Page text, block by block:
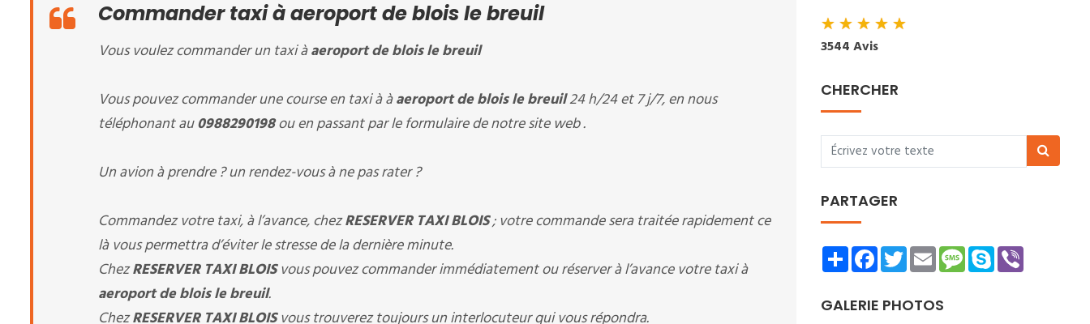
Commander taxi à aeroport de blois le breuil
Vous voulez commander un taxi àaeroport de blois le breuil
Vous pouvez commander une course en taxi à àaeroport de blois le breuil24 h/24 et 7 j/7, en nous
téléphonant au0988290198ou en passant par le formulaire de notre site web .
Un avion à prendre ? un rendez-vous à ne pas rater ?
Commandez votre taxi, à l’avance, chezRESERVER TAXI BLOIS; votre commande sera traitée rapidement ce
là vous permettra d’éviter le stresse de la dernière minute.
ChezRESERVER TAXI BLOISvous pouvez commander immédiatement ou réserver à l’avance votre taxi à
aeroport de blois le breuil.
ChezRESERVER TAXI BLOISvous trouverez toujours un interlocuteur qui vous répondra.
★★★★★
3544 Avis
CHERCHER
PARTAGER
ShareFacebookTwitterEmailMessage
Skype
GALERIE PHOTOS